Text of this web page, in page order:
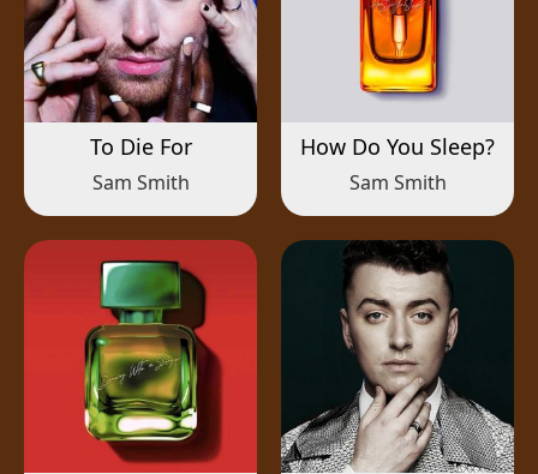
To Die For
Sam Smith
How Do You Sleep?
Sam Smith